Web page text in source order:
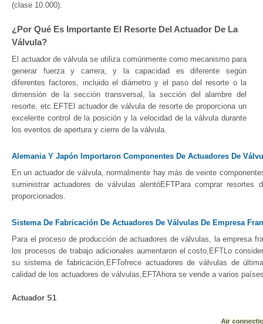
(clase 10.000).
¿Por Qué Es Importante El Resorte Del Actuador De La
Válvula?
El actuador de válvula se utiliza comúnmente como mecanismo para
generar fuerza y ​​​​carrera, y la capacidad es diferente según
diferentes factores, incluido el diámetro y el paso del resorte o la
dimensión de la sección transversal, la sección del alambre del
resorte, etc.EFTEl actuador de válvula de resorte de proporciona un
excelente control de la posición y la velocidad de la válvula durante
los eventos de apertura y cierre de la válvula.
Alemania Y Japón Importaron Componentes De Actuadores De
En un actuador de válvula, normalmente hay más de veinte
suministrar actuadores de válvulas alentóEFTPara comprar
proporcionados.
Sistema De Fabricación De Actuadores De Válvulas De Empresa
Para el proceso de producción de actuadores de válvulas, la empresa
los procesos de trabajo adicionales aumentaron el costo,EFTLo
su sistema de fabricación,EFTofrece actuadores de válvulas de
calidad de los actuadores de válvulas,EFTAhora se vende a varios
Actuador S1